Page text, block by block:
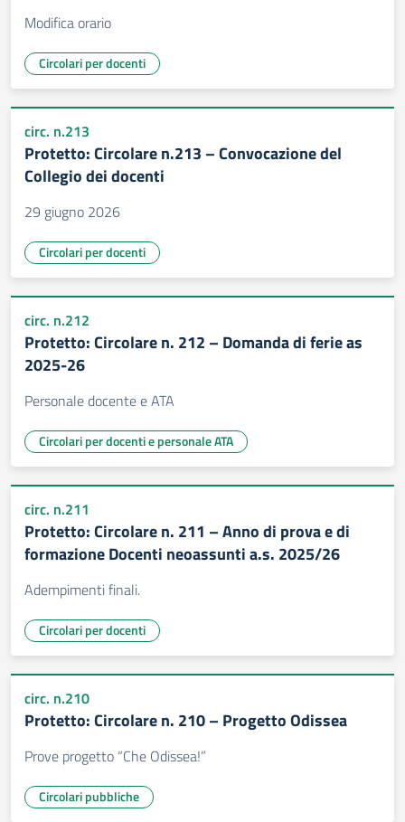
Modifica orario
Circolari per docenti
circ. n.213
Protetto: Circolare n.213 – Convocazione del
Collegio dei docenti
29 giugno 2026
Circolari per docenti
circ. n.212
Protetto: Circolare n. 212 – Domanda di ferie as
2025-26
Personale docente e ATA
Circolari per docenti e personale ATA
circ. n.211
Protetto: Circolare n. 211 – Anno di prova e di
formazione Docenti neoassunti a.s. 2025/26
Adempimenti finali.
Circolari per docenti
circ. n.210
Protetto: Circolare n. 210 – Progetto Odissea
Prove progetto “Che Odissea!”
Circolari pubbliche